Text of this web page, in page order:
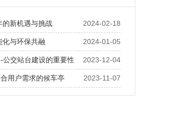
2024-02-18
的新机遇与挑战
2024-01-05
化与环保共融
2023-12-04
交站台建设的重要性
2023-11-07
用户需求的候车亭